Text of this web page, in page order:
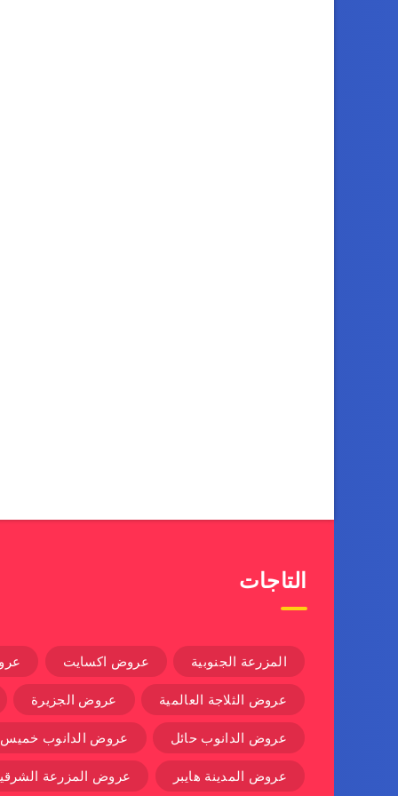
التاجات
المزرعة الجنوبية عروض اكسايت
عروض الثلاجة العالمية عروض الجزيرة
عروض الدانوب حائل عروض الدانوب
عروض المدينة هايبر عروض المزرعة